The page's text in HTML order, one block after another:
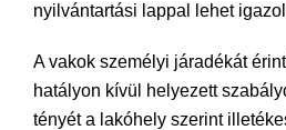
nyilvántartási lappal lehet
A vakok személyi járadékát
hatályon kívül helyezett
tényét a lakóhely szerint